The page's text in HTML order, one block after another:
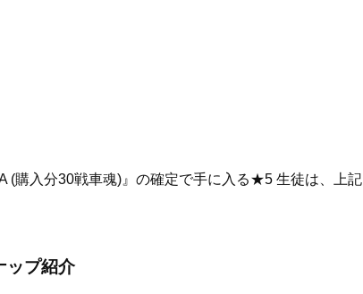
購入分30戦車魂)』の確定で手に入る★5 生徒は、上記
ップ紹介